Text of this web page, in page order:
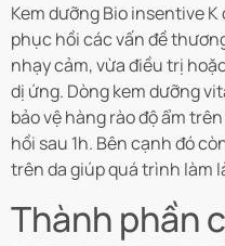
Kem dưỡng Bio insentive
phục hồi các vấn đề
nhạy cảm, vừa điều trị
dị ứng. Dòng kem dưỡng
bảo vệ hàng rào độ ẩm
hồi sau 1h. Bên cạnh đó
trên da giúp quá trình làm
Thành phần